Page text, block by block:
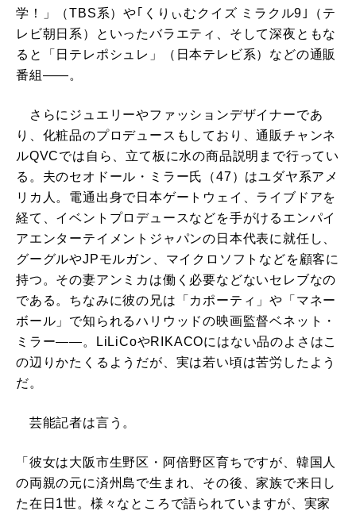
学！」（TBS系）や｢くりぃむクイズ ミラクル9｣（テ
レビ朝日系）といったバラエティ、そして深夜ともな
ると「日テレポシュレ」（日本テレビ系）などの通販
番組――。
さらにジュエリーやファッションデザイナーであ
り、化粧品のプロデュースもしており、通販チャンネ
ルQVCでは自ら、立て板に水の商品説明まで行ってい
る。夫のセオドール・ミラー氏（47）はユダヤ系アメ
リカ人。電通出身で日本ゲートウェイ、ライブドアを
経て、イベントプロデュースなどを手がけるエンパイ
アエンターテイメントジャパンの日本代表に就任し、
グーグルやJPモルガン、マイクロソフトなどを顧客に
持つ。その妻アンミカは働く必要などないセレブなの
である。ちなみに彼の兄は「カポーティ」や「マネー
ボール」で知られるハリウッドの映画監督ベネット・
ミラー――。LiLiCoやRIKACOにはない品のよさはこ
の辺りかたくるようだが、実は若い頃は苦労したよう
だ。
芸能記者は言う。
「彼女は大阪市生野区・阿倍野区育ちですが、韓国人
の両親の元に済州島で生まれ、その後、家族で来日し
た在日1世。様々なところで語られていますが、実家